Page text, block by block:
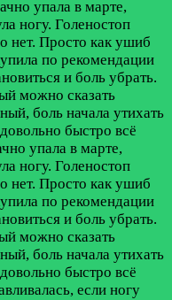
упала в марте,
ногу. Голеностоп
нет. Просто как ушиб
по рекомендации
и боль убрать.
можно сказать
боль начала утихать
быстро всё
упала в марте,
ногу. Голеностоп
нет. Просто как ушиб
по рекомендации
и боль убрать.
можно сказать
боль начала утихать
быстро всё
если ногу